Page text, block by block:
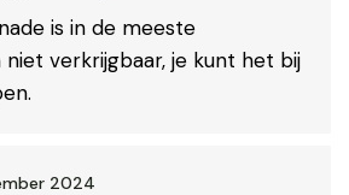
is in de meeste
verkrijgbaar, je kunt het bij
2024